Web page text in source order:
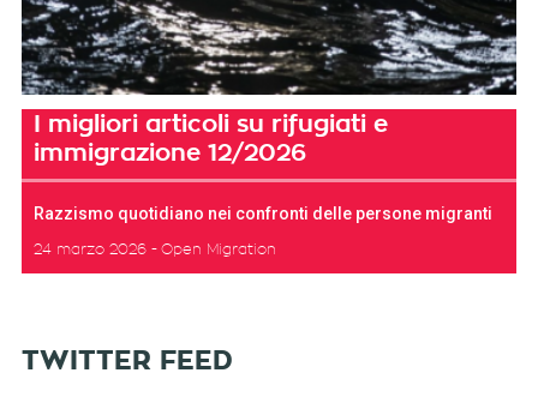
I migliori articoli su rifugiati e
immigrazione 12/2026
Razzismo quotidiano nei confronti delle persone migranti
24 marzo 2026 Open Migration
TWITTER FEED